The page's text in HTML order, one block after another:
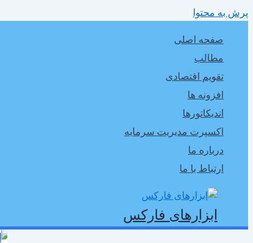
پرش به محتوا
صفحه اصلی
مطالب
تقویم اقتصادی
افزونه ها
اندیکاتورها
اکسپرت مدیریت سرمایه
درباره ما
ارتباط با ما
ابزارهای فارکس